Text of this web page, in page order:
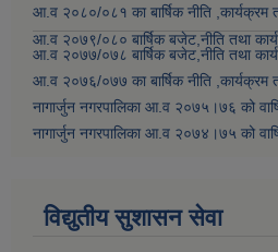
आ.व २०८०/०८१ का बार्षिक नीति ,कार्यक्रम
आ.व २०७९/०८० बार्षिक बजेट,नीति तथा
आ.व २०७७/०७८ बार्षिक बजेट,नीति तथा
आ.व २०७६/०७७ का बार्षिक नीति ,कार्यक्रम
नागार्जुन नगरपालिका आ.व २०७५।७६ को
नागार्जुन नगरपालिका आ.व २०७४।७५ को
विद्युतीय सुशासन सेवा